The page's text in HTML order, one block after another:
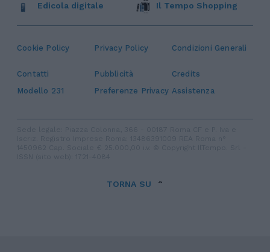
Cookie Policy Privacy Policy Condizioni Generali
Contatti Pubblicità
Credits
Modello 231
Preferenze Privacy Assistenza
Edicola digitale Il Tempo Shopping
TORNA SU